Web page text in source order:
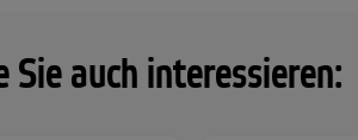
Sie auch interessieren: